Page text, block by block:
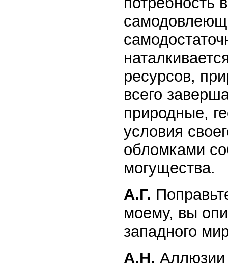
ресурсов,
всего
природные,
условия
обломками
могущества.
А.Г.
моему, вы
западного
А.Н. Аллюзии